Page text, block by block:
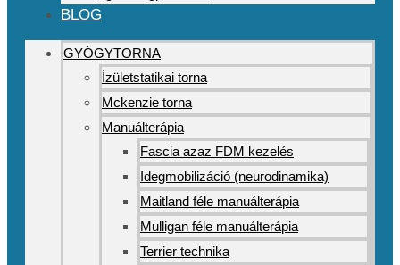
BLOG
GYÓGYTORNA
Ízületstatikai torna
Mckenzie torna
Manuálterápia
Fascia azaz FDM kezelés
Idegmobilizáció (neurodinamika)
Maitland féle manuálterápia
Mulligan féle manuálterápia
Terrier technika